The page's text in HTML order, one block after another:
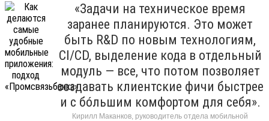
«Задачи на техническое время
заранее планируются. Это может
быть R&D по новым технологиям,
CI/CD, выделение кода в отдельный
модуль — все, что потом позволяет
создавать клиентские фичи быстрее
и с бóльшим комфортом для себя».
Кирилл Маканков, руководитель отдела мобильной